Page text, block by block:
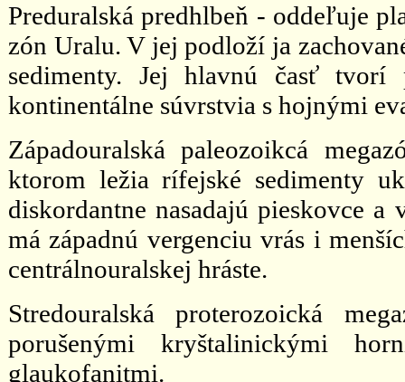
Preduralská predhlbeň - oddeľuje
zón Uralu. V jej podloží ja
sedimenty. Jej hlavnú časť tvorí
kontinentálne súvrstvia s hojnými
Západouralská paleozoikcá
ktorom ležia rífejské sedimenty
diskordantne nasadajú pieskovce a
má západnú vergenciu vrás i
centrálnouralskej hráste.
Stredouralská proterozoická
porušenými kryštalinickými
glaukofanitmi.